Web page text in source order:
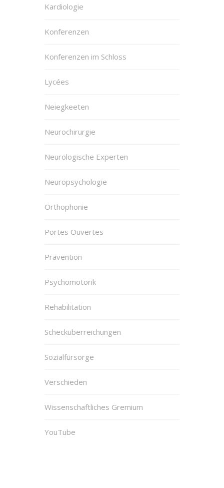
Kardiologie
Konferenzen
Konferenzen im Schloss
Lycées
Neiegkeeten
Neurochirurgie
Neurologische Experten
Neuropsychologie
Orthophonie
Portes Ouvertes
Prävention
Psychomotorik
Rehabilitation
Schecküberreichungen
Sozialfürsorge
Verschieden
Wissenschaftliches Gremium
YouTube